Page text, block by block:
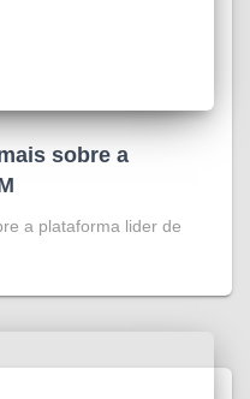
sobre a
a plataforma lider de